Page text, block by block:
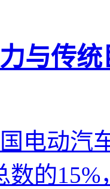
与传
电动汽
数的